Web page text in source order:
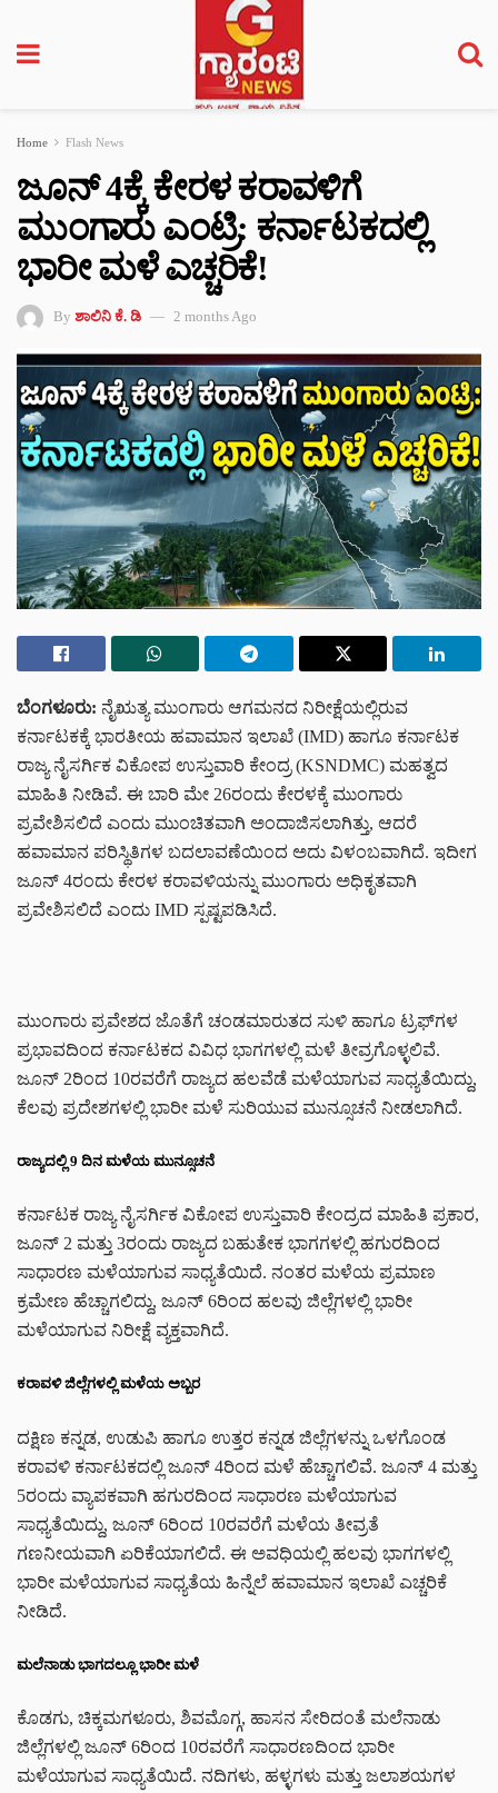
Home Flash News
ಜೂನ್ 4ಕ್ಕೆ ಕೇರಳ ಕರಾವಳಿಗೆ
ಮುಂಗಾರು ಎಂಟ್ರಿ: ಕರ್ನಾಟಕದಲ್ಲಿ
ಭಾರೀ ಮಳೆ ಎಚ್ಚರಿಕೆ!
By ಶಾಲಿನಿ ಕೆ. ಡಿ 2 months Ago
ಬೆಂಗಳೂರು: ನೈಋತ್ಯ ಮುಂಗಾರು ಆಗಮನದ ನಿರೀಕ್ಷೆಯಲ್ಲಿರುವ
ಕರ್ನಾಟಕಕ್ಕೆ ಭಾರತೀಯ ಹವಾಮಾನ ಇಲಾಖೆ (IMD) ಹಾಗೂ ಕರ್ನಾಟಕ
ರಾಜ್ಯ ನೈಸರ್ಗಿಕ ವಿಕೋಪ ಉಸ್ತುವಾರಿ ಕೇಂದ್ರ (KSNDMC) ಮಹತ್ವದ
ಮಾಹಿತಿ ನೀಡಿವೆ. ಈ ಬಾರಿ ಮೇ 26ರಂದು ಕೇರಳಕ್ಕೆ ಮುಂಗಾರು
ಪ್ರವೇಶಿಸಲಿದೆ ಎಂದು ಮುಂಚಿತವಾಗಿ ಅಂದಾಜಿಸಲಾಗಿತ್ತು, ಆದರೆ
ಹವಾಮಾನ ಪರಿಸ್ಥಿತಿಗಳ ಬದಲಾವಣೆಯಿಂದ ಅದು ವಿಳಂಬವಾಗಿದೆ. ಇದೀಗ
ಜೂನ್ 4ರಂದು ಕೇರಳ ಕರಾವಳಿಯನ್ನು ಮುಂಗಾರು ಅಧಿಕೃತವಾಗಿ
ಪ್ರವೇಶಿಸಲಿದೆ ಎಂದು IMD ಸ್ಪಷ್ಟಪಡಿಸಿದೆ.
ಮುಂಗಾರು ಪ್ರವೇಶದ ಜೊತೆಗೆ ಚಂಡಮಾರುತದ ಸುಳಿ ಹಾಗೂ ಟ್ರಫ್‌ಗಳ
ಪ್ರಭಾವದಿಂದ ಕರ್ನಾಟಕದ ವಿವಿಧ ಭಾಗಗಳಲ್ಲಿ ಮಳೆ ತೀವ್ರಗೊಳ್ಳಲಿವೆ.
ಜೂನ್ 2ರಿಂದ 10ರವರೆಗೆ ರಾಜ್ಯದ ಹಲವೆಡೆ ಮಳೆಯಾಗುವ ಸಾಧ್ಯತೆಯಿದ್ದು,
ಕೆಲವು ಪ್ರದೇಶಗಳಲ್ಲಿ ಭಾರೀ ಮಳೆ ಸುರಿಯುವ ಮುನ್ಸೂಚನೆ ನೀಡಲಾಗಿದೆ.
ರಾಜ್ಯದಲ್ಲಿ 9 ದಿನ ಮಳೆಯ ಮುನ್ಸೂಚನೆ
ಕರ್ನಾಟಕ ರಾಜ್ಯ ನೈಸರ್ಗಿಕ ವಿಕೋಪ ಉಸ್ತುವಾರಿ ಕೇಂದ್ರದ ಮಾಹಿತಿ ಪ್ರಕಾರ,
ಜೂನ್ 2 ಮತ್ತು 3ರಂದು ರಾಜ್ಯದ ಬಹುತೇಕ ಭಾಗಗಳಲ್ಲಿ ಹಗುರದಿಂದ
ಸಾಧಾರಣ ಮಳೆಯಾಗುವ ಸಾಧ್ಯತೆಯಿದೆ. ನಂತರ ಮಳೆಯ ಪ್ರಮಾಣ
ಕ್ರಮೇಣ ಹೆಚ್ಚಾಗಲಿದ್ದು, ಜೂನ್ 6ರಿಂದ ಹಲವು ಜಿಲ್ಲೆಗಳಲ್ಲಿ ಭಾರೀ
ಮಳೆಯಾಗುವ ನಿರೀಕ್ಷೆ ವ್ಯಕ್ತವಾಗಿದೆ.
ಕರಾವಳಿ ಜಿಲ್ಲೆಗಳಲ್ಲಿ ಮಳೆಯ ಅಬ್ಬರ
ದಕ್ಷಿಣ ಕನ್ನಡ, ಉಡುಪಿ ಹಾಗೂ ಉತ್ತರ ಕನ್ನಡ ಜಿಲ್ಲೆಗಳನ್ನು ಒಳಗೊಂಡ
ಕರಾವಳಿ ಕರ್ನಾಟಕದಲ್ಲಿ ಜೂನ್ 4ರಿಂದ ಮಳೆ ಹೆಚ್ಚಾಗಲಿವೆ. ಜೂನ್ 4 ಮತ್ತು
5ರಂದು ವ್ಯಾಪಕವಾಗಿ ಹಗುರದಿಂದ ಸಾಧಾರಣ ಮಳೆಯಾಗುವ
ಸಾಧ್ಯತೆಯಿದ್ದು, ಜೂನ್ 6ರಿಂದ 10ರವರೆಗೆ ಮಳೆಯ ತೀವ್ರತೆ
ಗಣನೀಯವಾಗಿ ಏರಿಕೆಯಾಗಲಿದೆ. ಈ ಅವಧಿಯಲ್ಲಿ ಹಲವು ಭಾಗಗಳಲ್ಲಿ
ಭಾರೀ ಮಳೆಯಾಗುವ ಸಾಧ್ಯತೆಯ ಹಿನ್ನೆಲೆ ಹವಾಮಾನ ಇಲಾಖೆ ಎಚ್ಚರಿಕೆ
ನೀಡಿದೆ.
ಮಲೆನಾಡು ಭಾಗದಲ್ಲೂ ಭಾರೀ ಮಳೆ
ಕೊಡಗು, ಚಿಕ್ಕಮಗಳೂರು, ಶಿವಮೊಗ್ಗ, ಹಾಸನ ಸೇರಿದಂತೆ ಮಲೆನಾಡು
ಜಿಲ್ಲೆಗಳಲ್ಲಿ ಜೂನ್ 6ರಿಂದ 10ರವರೆಗೆ ಸಾಧಾರಣದಿಂದ ಭಾರೀ
ಮಳೆಯಾಗುವ ಸಾಧ್ಯತೆಯಿದೆ. ನದಿಗಳು, ಹಳ್ಳಗಳು ಮತ್ತು ಜಲಾಶಯಗಳ